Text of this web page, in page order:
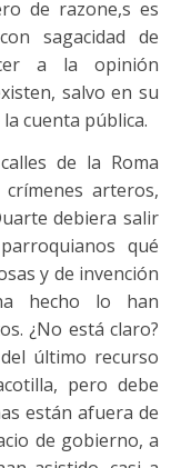
de razone,s es
sagacidad de
a la opinión
salvo en su
cuenta pública.
de la Roma
arteros,
debiera salir
qué
y de invención
hecho lo han
¿No está claro?
último recurso
pero debe
están afuera de
de gobierno, a